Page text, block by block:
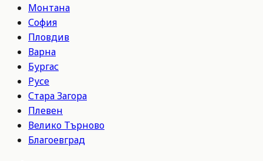
Монтана
София
Пловдив
Варна
Бургас
Русе
Стара Загора
Плевен
Велико Търново
Благоевград